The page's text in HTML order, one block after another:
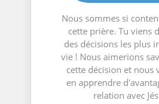
Nous sommes si
cette prière. Tu viens
des décisions les plus
vie ! Nous aimerions
cette décision et nous
en apprendre
relation avec